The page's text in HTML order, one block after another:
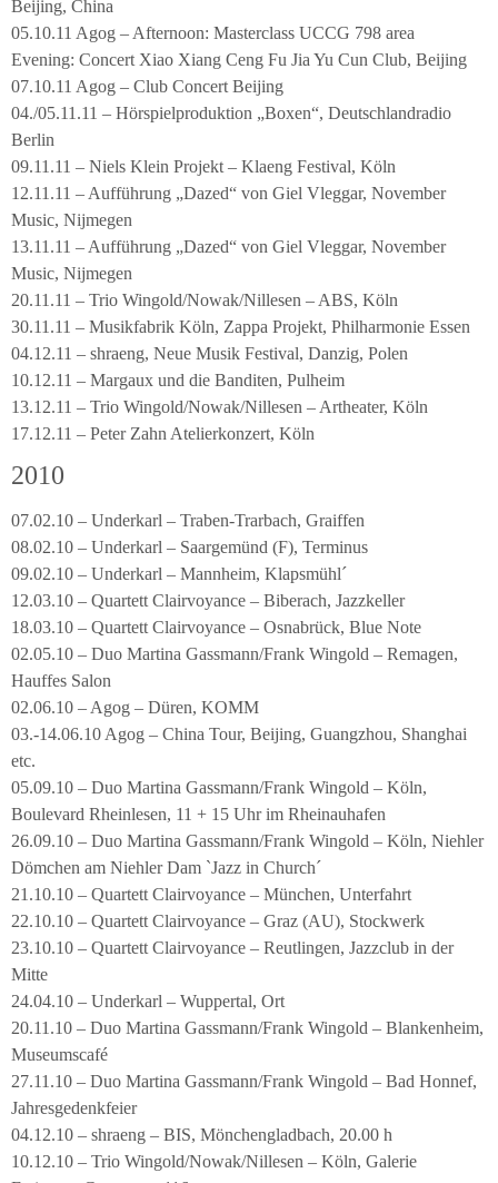
Beijing, China
05.10.11 Agog – Afternoon: Masterclass UCCG 798 area
Evening: Concert Xiao Xiang Ceng Fu Jia Yu Cun Club, Beijing
07.10.11 Agog – Club Concert Beijing
04./05.11.11 – Hörspielproduktion „Boxen“, Deutschlandradio
Berlin
09.11.11 – Niels Klein Projekt – Klaeng Festival, Köln
12.11.11 – Aufführung „Dazed“ von Giel Vleggar, November
Music, Nijmegen
13.11.11 – Aufführung „Dazed“ von Giel Vleggar, November
Music, Nijmegen
20.11.11 – Trio Wingold/Nowak/Nillesen – ABS, Köln
30.11.11 – Musikfabrik Köln, Zappa Projekt, Philharmonie Essen
04.12.11 – shraeng, Neue Musik Festival, Danzig, Polen
10.12.11 – Margaux und die Banditen, Pulheim
13.12.11 – Trio Wingold/Nowak/Nillesen – Artheater, Köln
17.12.11 – Peter Zahn Atelierkonzert, Köln
2010
07.02.10 – Underkarl – Traben-Trarbach, Graiffen
08.02.10 – Underkarl – Saargemünd (F), Terminus
09.02.10 – Underkarl – Mannheim, Klapsmühl´
12.03.10 – Quartett Clairvoyance – Biberach, Jazzkeller
18.03.10 – Quartett Clairvoyance – Osnabrück, Blue Note
02.05.10 – Duo Martina Gassmann/Frank Wingold – Remagen,
Hauffes Salon
02.06.10 – Agog – Düren, KOMM
03.-14.06.10 Agog – China Tour, Beijing, Guangzhou, Shanghai
etc.
05.09.10 – Duo Martina Gassmann/Frank Wingold – Köln,
Boulevard Rheinlesen, 11 + 15 Uhr im Rheinauhafen
26.09.10 – Duo Martina Gassmann/Frank Wingold – Köln, Niehler
Dömchen am Niehler Dam `Jazz in Church´
21.10.10 – Quartett Clairvoyance – München, Unterfahrt
22.10.10 – Quartett Clairvoyance – Graz (AU), Stockwerk
23.10.10 – Quartett Clairvoyance – Reutlingen, Jazzclub in der
Mitte
24.04.10 – Underkarl – Wuppertal, Ort
20.11.10 – Duo Martina Gassmann/Frank Wingold – Blankenheim,
Museumscafé
27.11.10 – Duo Martina Gassmann/Frank Wingold – Bad Honnef,
Jahresgedenkfeier
04.12.10 – shraeng – BIS, Mönchengladbach, 20.00 h
10.12.10 – Trio Wingold/Nowak/Nillesen – Köln, Galerie